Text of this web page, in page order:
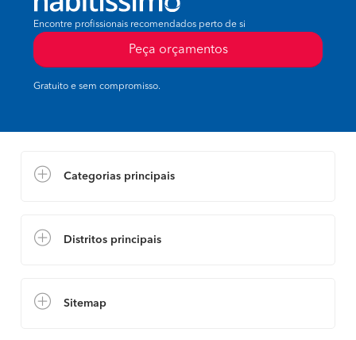
Encontre profissionais recomendados perto de si
Peça orçamentos
Gratuito e sem compromisso.
Categorias principais
Distritos principais
Sitemap